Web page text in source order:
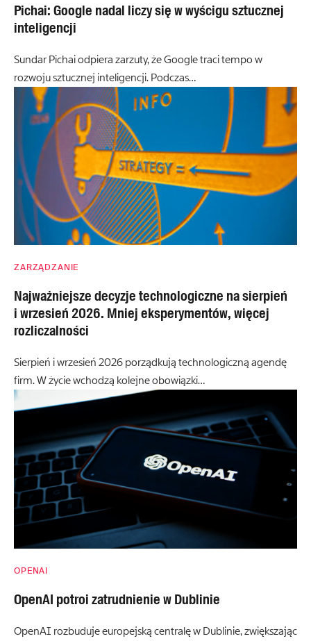
Pichai: Google nadal liczy się w wyścigu sztucznej
inteligencji
Sundar Pichai odpiera zarzuty, że Google traci tempo w
rozwoju sztucznej inteligencji. Podczas…
ZARZĄDZANIE
Najważniejsze decyzje technologiczne na sierpień
i wrzesień 2026. Mniej eksperymentów, więcej
rozliczalności
Sierpień i wrzesień 2026 porządkują technologiczną agendę
firm. W życie wchodzą kolejne obowiązki…
OPENAI
OpenAI potroi zatrudnienie w Dublinie
OpenAI rozbuduje europejską centralę w Dublinie, zwiększając